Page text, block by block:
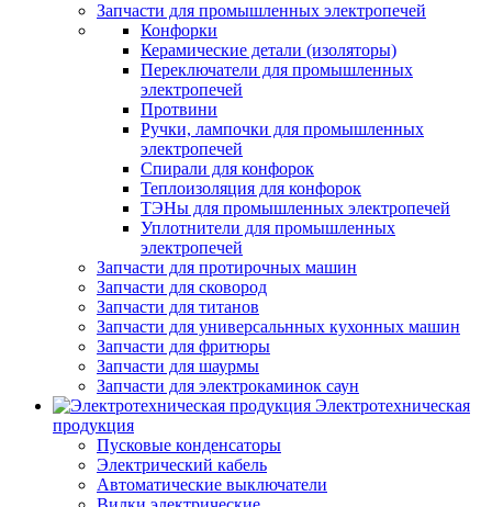
Запчасти для промышленных электропечей
Конфорки
Керамические детали (изоляторы)
Переключатели для промышленных
электропечей
Протвини
Ручки, лампочки для промышленных
электропечей
Спирали для конфорок
Теплоизоляция для конфорок
ТЭНы для промышленных электропечей
Уплотнители для промышленных
электропечей
Запчасти для протирочных машин
Запчасти для сковород
Запчасти для титанов
Запчасти для универсальнных кухонных машин
Запчасти для фритюры
Запчасти для шаурмы
Запчасти для электрокаминок саун
Электротехническая
продукция
Пусковые конденсаторы
Электрический кабель
Автоматические выключатели